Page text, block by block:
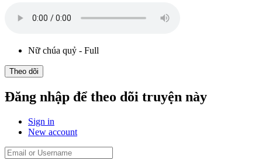
Nữ chúa quỷ - Full
Theo dõi
Đăng nhập để theo dõi truyện này
Sign in
New account